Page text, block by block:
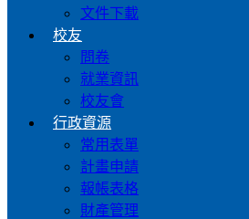
文件下載
校友
問卷
就業資訊
校友會
行政資源
常用表單
計畫申請
報帳表格
財產管理